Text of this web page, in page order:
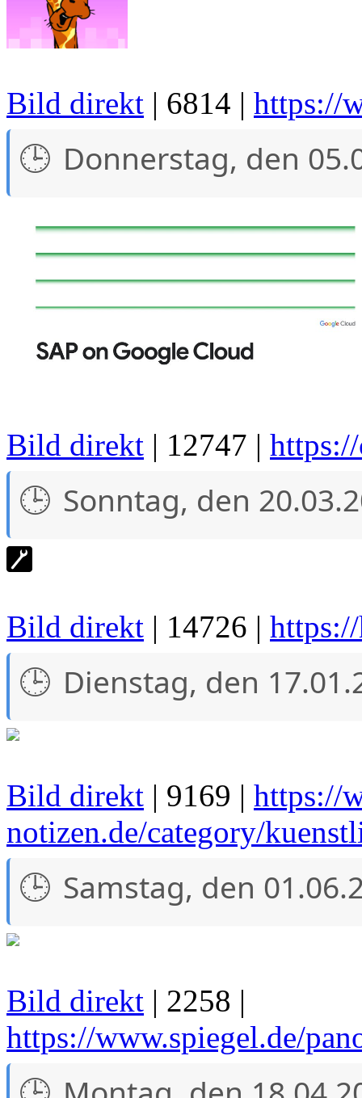
Bild direkt | 6814 | https://
Donnerstag, den
Bild direkt | 12747 |
Sonntag, den
Bild direkt | 14726 |
Dienstag, den
Bild direkt | 9169 | https://
notizen.de/category/
Samstag, den
Bild direkt | 2258 |
https://www.spiegel.de/